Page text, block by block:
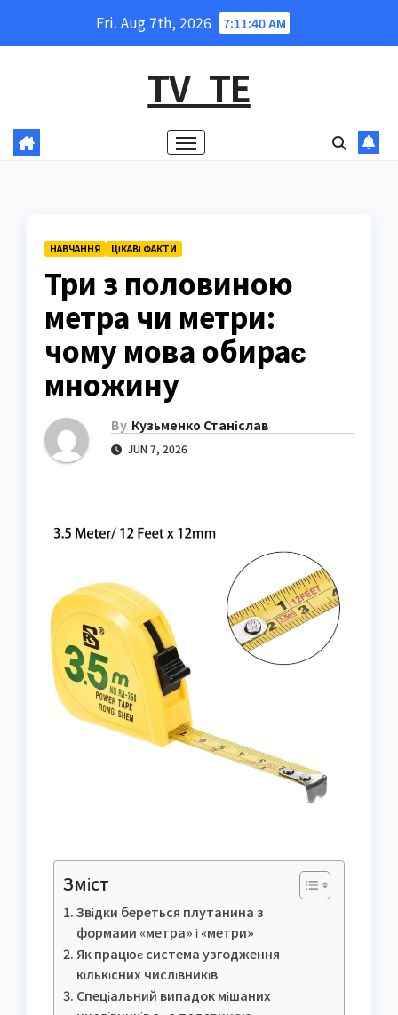
Fri. Aug 7th, 2026 7:11:41 AM
TV_TE
НАВЧАННЯ ЦІКАВІ ФАКТИ
Три з половиною
метра чи метри:
чому мова обирає
множину
By Кузьменко Станіслав
JUN 7, 2026
Зміст
Звідки береться плутанина з
формами «метра» і «метри»
Як працює система узгодження
кількісних числівників
Спеціальний випадок мішаних